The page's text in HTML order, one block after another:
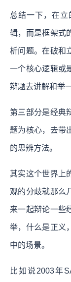
总结一下，在
辑，而是框架式
析问题。在破和
一个核心逻辑或
辩题去讲解和举
第三部分是经典
题为核心，去带
的思辨方法。
其实这个世界上
观的分歧就那么
来一起辩论一些
举，什么是正义
中的场景。
比如说2003年